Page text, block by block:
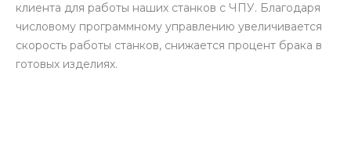
клиента для работы наших станков с ЧПУ. Благодаря
числовому программному управлению увеличивается
скорость работы станков, снижается процент брака в
готовых изделиях.